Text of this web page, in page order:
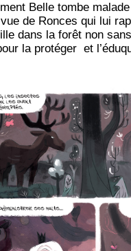
Belle tombe
de Ronces qui lui
dans la forêt non
la protéger et